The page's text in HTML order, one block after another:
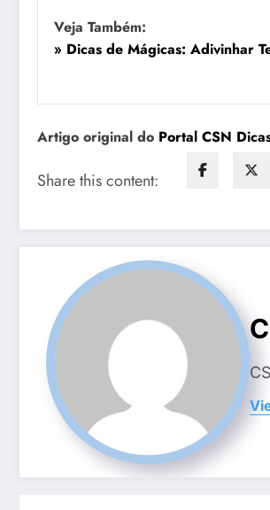
Veja Também:
» Dicas de Mágicas: Adivinhar
Artigo original do Portal CSN
Share this content: